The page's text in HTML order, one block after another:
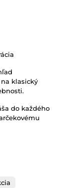
klasický
do každého